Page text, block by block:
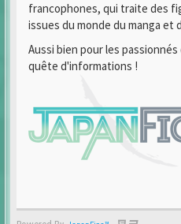
francophones, qui traite des
issues du monde du manga et
Aussi bien pour les
quête d'informations !